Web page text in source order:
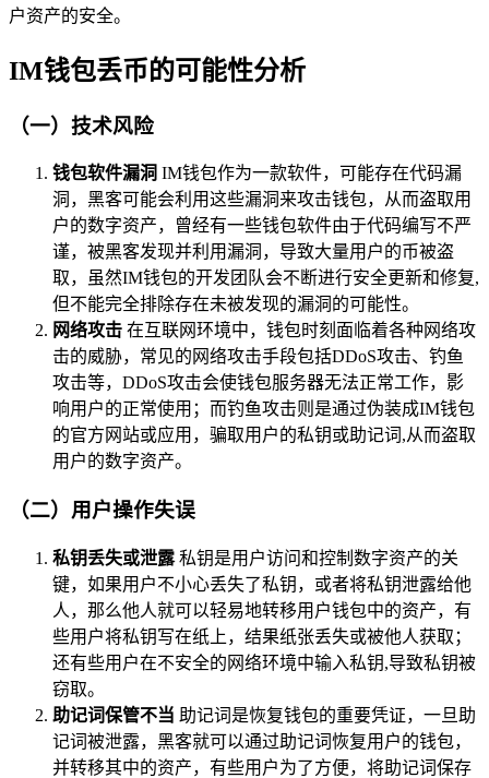
户资产的安全。
IM钱包丢币的可能性分析
（一）技术风险
钱包软件漏洞 IM钱包作为一款软件，可能存在代码漏
洞，黑客可能会利用这些漏洞来攻击钱包，从而盗取用
户的数字资产，曾经有一些钱包软件由于代码编写不严
谨，被黑客发现并利用漏洞，导致大量用户的币被盗
取，虽然IM钱包的开发团队会不断进行安全更新和修复,
但不能完全排除存在未被发现的漏洞的可能性。
网络攻击 在互联网环境中，钱包时刻面临着各种网络攻
击的威胁，常见的网络攻击手段包括DDoS攻击、钓鱼
攻击等，DDoS攻击会使钱包服务器无法正常工作，影
响用户的正常使用；而钓鱼攻击则是通过伪装成IM钱包
的官方网站或应用，骗取用户的私钥或助记词,从而盗取
用户的数字资产。
（二）用户操作失误
私钥丢失或泄露私钥是用户访问和控制数字资产的关
键，如果用户不小心丢失了私钥，或者将私钥泄露给他
人，那么他人就可以轻易地转移用户钱包中的资产，有
些用户将私钥写在纸上，结果纸张丢失或被他人获取；
还有些用户在不安全的网络环境中输入私钥,导致私钥被
窃取。
助记词保管不当 助记词是恢复钱包的重要凭证，一旦助
记词被泄露，黑客就可以通过助记词恢复用户的钱包，
并转移其中的资产，有些用户为了方便，将助记词保存